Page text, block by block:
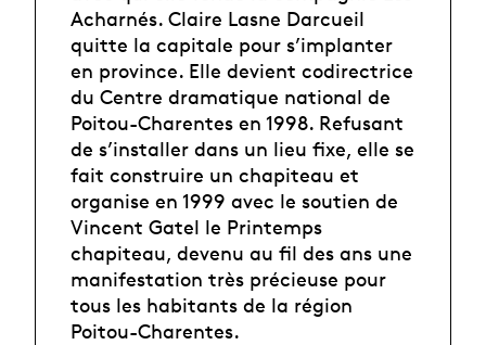
Acharnés. Claire Lasne Darcueil
quitte la capitale pour s’implanter
en province. Elle devient codirectrice
du Centre dramatique national de
Poitou-Charentes en 1998. Refusant
de s’installer dans un lieu fixe, elle se
fait construire un chapiteau et
organise en 1999 avec le soutien de
Vincent Gatel le Printemps
chapiteau, devenu au fil des ans une
manifestation très précieuse pour
tous les habitants de la région
Poitou-Charentes.